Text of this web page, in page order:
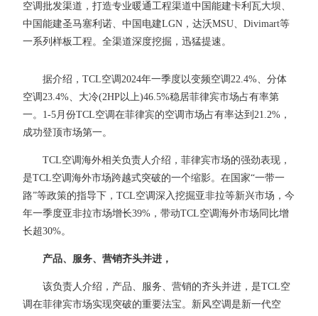
空调批发渠道，打造专业暖通工程渠道中国能建卡利瓦大坝、
中国能建圣马塞利诺、中国电建LGN，达沃MSU、Divimart等
一系列样板工程。全渠道深度挖掘，迅猛提速。
据介绍，TCL空调2024年一季度以变频空调22.4%、分体
空调23.4%、大冷(2HP以上)46.5%稳居菲律宾市场占有率第
一。1-5月份TCL空调在菲律宾的空调市场占有率达到21.2%，
成功登顶市场第一。
TCL空调海外相关负责人介绍，菲律宾市场的强劲表现，
是TCL空调海外市场跨越式突破的一个缩影。在国家“一带一
路”等政策的指导下，TCL空调深入挖掘亚非拉等新兴市场，今
年一季度亚非拉市场增长39%，带动TCL空调海外市场同比增
长超30%。
产品、服务、营销齐头并进，
该负责人介绍，产品、服务、营销的齐头并进，是TCL空
调在菲律宾市场实现突破的重要法宝。新风空调是新一代空